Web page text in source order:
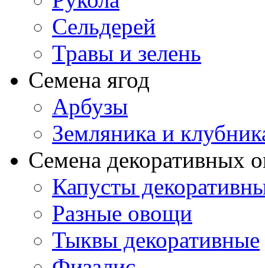
Сельдерей
Травы и зелень
Семена ягод
Арбузы
Земляника и
Семена декоративных
Капусты
Разные овощи
Тыквы декоративные